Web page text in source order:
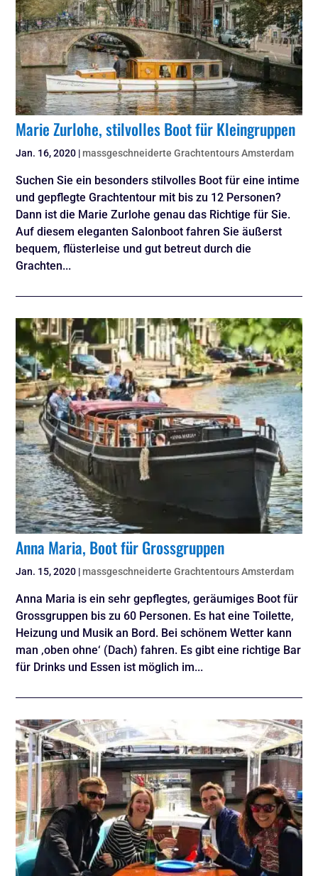
Marie Zurlohe, stilvolles Boot für Kleingruppen
Jan. 16, 2020 |massgeschneiderte Grachtentours Amsterdam
Suchen Sie ein besonders stilvolles Boot für eine intime
und gepflegte Grachtentour mit bis zu 12 Personen?
Dann ist die Marie Zurlohe genau das Richtige für Sie.
Auf diesem eleganten Salonboot fahren Sie äußerst
bequem, flüsterleise und gut betreut durch die
Grachten...
Anna Maria, Boot für Grossgruppen
Jan. 15, 2020 |massgeschneiderte Grachtentours Amsterdam
Anna Maria is ein sehr gepflegtes, geräumiges Boot für
Grossgruppen bis zu 60 Personen. Es hat eine Toilette,
Heizung und Musik an Bord. Bei schönem Wetter kann
man ‚oben ohne‘ (Dach) fahren. Es gibt eine richtige Bar
für Drinks und Essen ist möglich im...